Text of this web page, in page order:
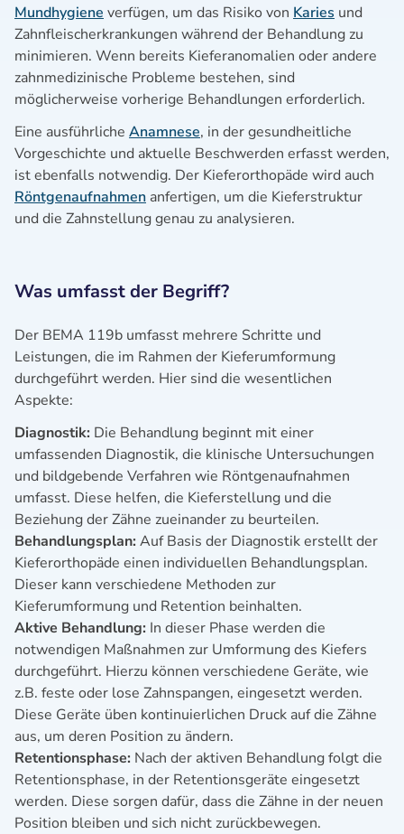
Mundhygiene verfügen, um das Risiko von Karies und
Zahnfleischerkrankungen während der Behandlung zu
minimieren. Wenn bereits Kieferanomalien oder andere
zahnmedizinische Probleme bestehen, sind
möglicherweise vorherige Behandlungen erforderlich.
Eine ausführliche Anamnese, in der gesundheitliche
Vorgeschichte und aktuelle Beschwerden erfasst werden,
ist ebenfalls notwendig. Der Kieferorthopäde wird auch
Röntgenaufnahmen anfertigen, um die Kieferstruktur
und die Zahnstellung genau zu analysieren.
Was umfasst der Begriff?
Der BEMA 119b umfasst mehrere Schritte und
Leistungen, die im Rahmen der Kieferumformung
durchgeführt werden. Hier sind die wesentlichen
Aspekte:
Diagnostik: Die Behandlung beginnt mit einer
umfassenden Diagnostik, die klinische Untersuchungen
und bildgebende Verfahren wie Röntgenaufnahmen
umfasst. Diese helfen, die Kieferstellung und die
Beziehung der Zähne zueinander zu beurteilen.
Behandlungsplan: Auf Basis der Diagnostik erstellt der
Kieferorthopäde einen individuellen Behandlungsplan.
Dieser kann verschiedene Methoden zur
Kieferumformung und Retention beinhalten.
Aktive Behandlung: In dieser Phase werden die
notwendigen Maßnahmen zur Umformung des Kiefers
durchgeführt. Hierzu können verschiedene Geräte, wie
z.B. feste oder lose Zahnspangen, eingesetzt werden.
Diese Geräte üben kontinuierlichen Druck auf die Zähne
aus, um deren Position zu ändern.
Retentionsphase: Nach der aktiven Behandlung folgt die
Retentionsphase, in der Retentionsgeräte eingesetzt
werden. Diese sorgen dafür, dass die Zähne in der neuen
Position bleiben und sich nicht zurückbewegen.